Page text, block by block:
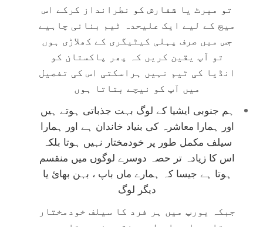
تو میرٹ یا شفارش کو نطرانداز کرکے اس
میچ کے لیے ایک علیحدہ ٹیم بنانی چاہیے
جس میں صرف پہلی کیٹیگری کے کھلاڑی ہوں
تو آپ یقین کریں کہ پھر پاکستان کو
انڈیا کی ٹیم نہیں ہراسکتی اس کی تفصیل
میں آپ کو نیچے بتاتا ہوں
ہم جنوبی ایشیا کے لوگ بہت جذباتی ہوتے ہیں
اور ہمارا معاشرہ کی بنیاد خاندان ہے اور ہمارا
سیلف مکمل طور پر خودمختار نہیں ہوتا بلکہ
اس کا زیادہ تر حصہ دوسرے لوگوں میں منقسم
ہوتا ہے جیسا کہ ہمارے ماں باپ ، بہن بھائ یا
دیگر لوگ
جبکہ یورپ میں ہر فرد کا سیلف خودمختار